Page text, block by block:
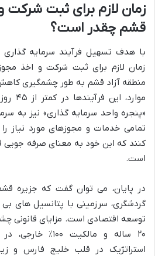
زمان لازم برای ثبت شرکت
قشم چقدر است؟
با هدف تسهیل فرآیند سرمایه گذاری
زمان لازم برای ثبت شرکت و اخذ
منطقه آزاد قشم به طور چشمگیری
«پنجره واحد سرمایه گذاری» نیز به
تمامی خدمات و مجوزهای مورد نیاز
کنند که این خود به معنای صرفه جویی
است.
در پایان، می توان گفت که جزیره
گردشگری، سرزمینی با پتانسیل های
توسعه اقتصادی است. مزایای قانونی
۲۰ ساله و مالکیت
استراتژیک در قلب خلیج فارس و